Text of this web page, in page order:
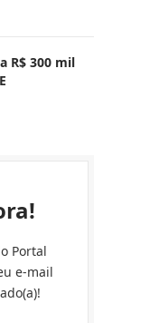
R$ 300 mil
Portal
e-mail